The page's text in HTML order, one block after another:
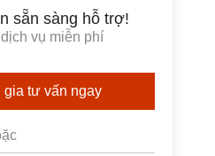
sẵn sàng hỗ trợ!
vụ miễn phí
gia tư vấn ngay